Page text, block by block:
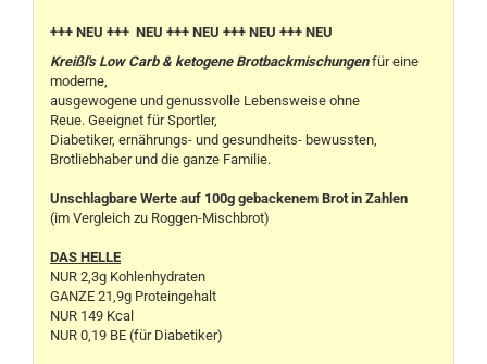
+++ NEU +++ NEU +++ NEU +++ NEU +++ NEU
Kreißl's Low Carb & ketogene Brotbackmischungenfür eine
moderne,
ausgewogene und genussvolle Lebensweise ohne
Reue. Geeignet für Sportler,
Diabetiker, ernährungs- und gesundheits- bewussten,
Brotliebhaber und die ganze Familie.
Unschlagbare Werte auf 100g gebackenem Brot in Zahlen
(im Vergleich zu Roggen-Mischbrot)
DAS HELLE
NUR 2,3g Kohlenhydraten
GANZE 21,9g Proteingehalt
NUR 149 Kcal
NUR 0,19 BE (für Diabetiker)